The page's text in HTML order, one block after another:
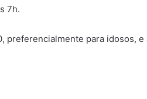
7h.
para idosos, e